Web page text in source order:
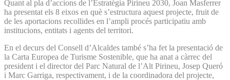
Quant al pla d’accions de l’Estratègia Pirineu 2030, Joan Masferrer
ha presentat els 8 eixos en què s’estructura aquest projecte, fruit de
de les aportacions recollides en l’ampli procés participatiu amb
institucions, entitats i agents del territori.
En el decurs del Consell d’Alcaldes també s’ha fet la presentació de
la Carta Europea de Turisme Sostenible, que ha anat a càrrec del
president i el director del Parc Natural de l’Alt Pirineu, Josep Queró
i Marc Garriga, respectivament, i de la coordinadora del projecte,